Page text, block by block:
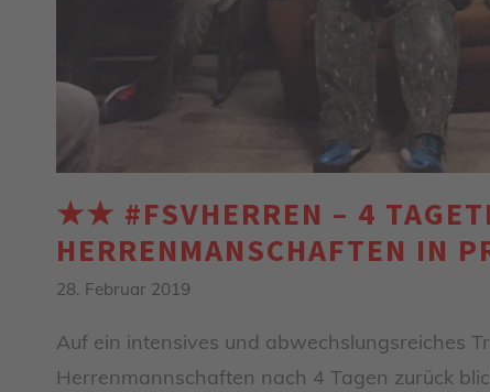
★★ #FSVHERREN – 4
HERRENMANSCHAFTEN IN
28. Februar 2019
Auf ein intensives und abwechslungsreiches
Herrenmannschaften nach 4 Tagen zurück